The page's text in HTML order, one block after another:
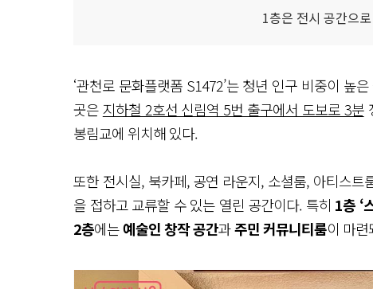
1층은 전시 공간으
‘관천로 문화플랫폼 S1472’는 청년 인구 비중이 높은
곳은 지하철 2호선 신림역 5번 출구에서 도보로 3분
봉림교에 위치해 있다.
또한 전시실, 북카페, 공연 라운지, 소셜룸, 아티스
을 접하고 교류할 수 있는 열린 공간이다. 특히 1층 ‘
2층에는예술인 창작 공간과주민 커뮤니티룸이 마